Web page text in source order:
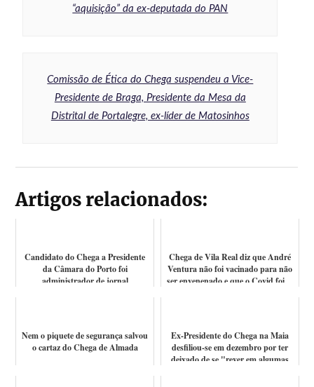
“aquisição” da ex-deputada do PAN
Comissão de Ética do Chega suspendeu a Vice-
Presidente de Braga, Presidente da Mesa da
Distrital de Portalegre, ex-líder de Matosinhos
Artigos relacionados:
Candidato do Chega a Presidente
da Câmara do Porto foi
administrador de jornal
Chega de Vila Real diz que André
Ventura não foi vacinado para não
ser envenenado e que o Covid foi ...
Nem o piquete de segurança salvou
o cartaz do Chega de Almada
Ex-Presidente do Chega na Maia
desfiliou-se em dezembro por ter
deixado de se "rever em algumas